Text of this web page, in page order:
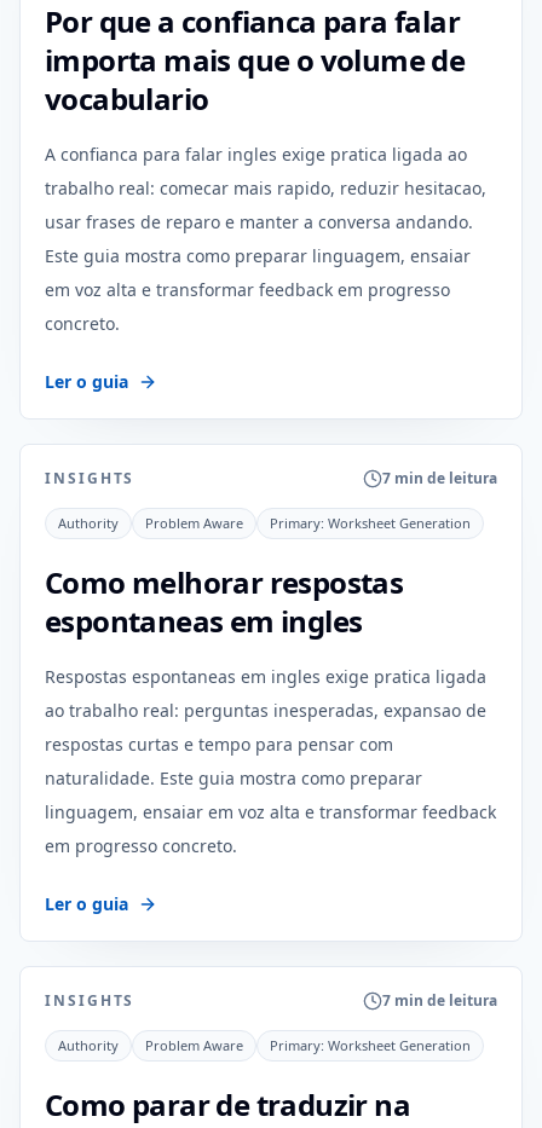
Por que a confianca para falar
importa mais que o volume de
vocabulario
A confianca para falar ingles exige pratica ligada ao
trabalho real: comecar mais rapido, reduzir hesitacao,
usar frases de reparo e manter a conversa andando.
Este guia mostra como preparar linguagem, ensaiar
em voz alta e transformar feedback em progresso
concreto.
Ler o guia
INSIGHTS 7 min de leitura
Authority Problem Aware Primary: Worksheet Generation
Como melhorar respostas
espontaneas em ingles
Respostas espontaneas em ingles exige pratica ligada
ao trabalho real: perguntas inesperadas, expansao de
respostas curtas e tempo para pensar com
naturalidade. Este guia mostra como preparar
linguagem, ensaiar em voz alta e transformar feedback
em progresso concreto.
Ler o guia
INSIGHTS 7 min de leitura
Authority Problem Aware Primary: Worksheet Generation
Como parar de traduzir na